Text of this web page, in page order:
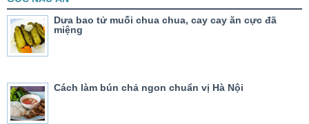
Dưa bao tử muối chua chua, cay cay ăn cực đã
miệng
Cách làm bún chả ngon chuẩn vị Hà Nội